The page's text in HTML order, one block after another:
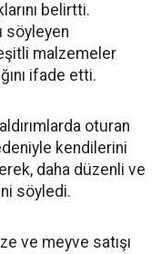
belirtti.
söyleyen
malzemeler
ifade etti.
oturan
kendilerini
daha düzenli ve
söyledi.
ve meyve satışı